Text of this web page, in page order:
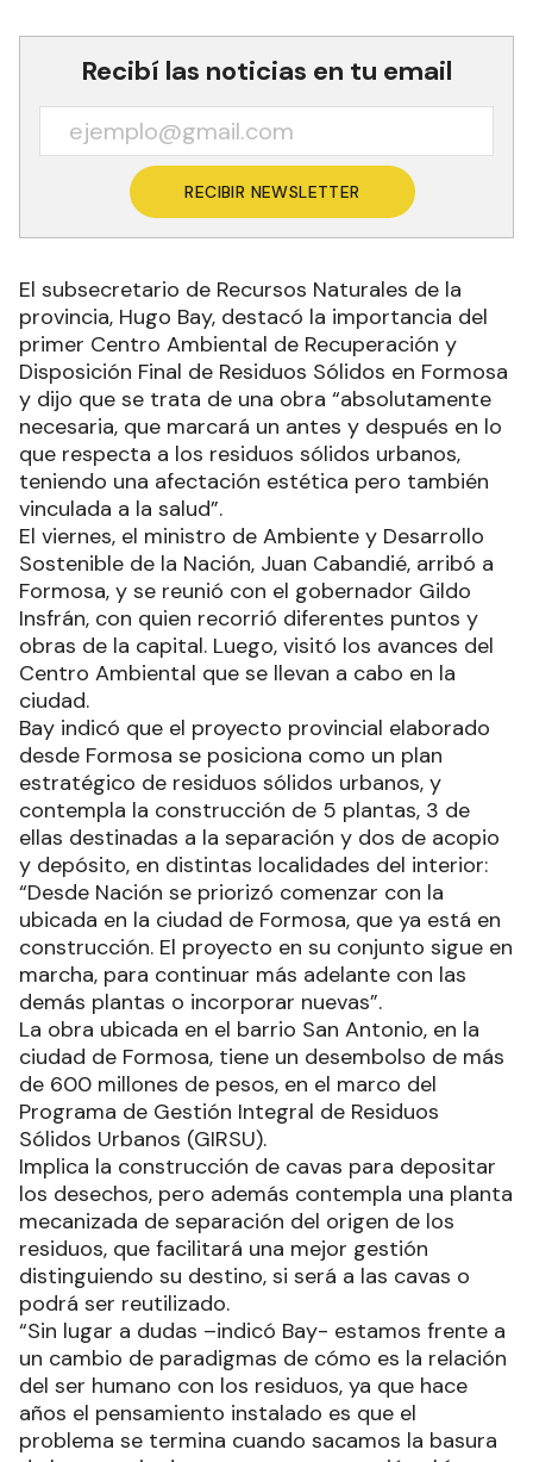
Recibí las noticias en tu email
RECIBIR NEWSLETTER
El subsecretario de Recursos Naturales de la
provincia, Hugo Bay, destacó la importancia del
primer Centro Ambiental de Recuperación y
Disposición Final de Residuos Sólidos en Formosa
y dijo que se trata de una obra “absolutamente
necesaria, que marcará un antes y después en lo
que respecta a los residuos sólidos urbanos,
teniendo una afectación estética pero también
vinculada a la salud”.
El viernes, el ministro de Ambiente y Desarrollo
Sostenible de la Nación, Juan Cabandié, arribó a
Formosa, y se reunió con el gobernador Gildo
Insfrán, con quien recorrió diferentes puntos y
obras de la capital. Luego, visitó los avances del
Centro Ambiental que se llevan a cabo en la
ciudad.
Bay indicó que el proyecto provincial elaborado
desde Formosa se posiciona como un plan
estratégico de residuos sólidos urbanos, y
contempla la construcción de 5 plantas, 3 de
ellas destinadas a la separación y dos de acopio
y depósito, en distintas localidades del interior:
“Desde Nación se priorizó comenzar con la
ubicada en la ciudad de Formosa, que ya está en
construcción. El proyecto en su conjunto sigue en
marcha, para continuar más adelante con las
demás plantas o incorporar nuevas”.
La obra ubicada en el barrio San Antonio, en la
ciudad de Formosa, tiene un desembolso de más
de 600 millones de pesos, en el marco del
Programa de Gestión Integral de Residuos
Sólidos Urbanos (GIRSU).
Implica la construcción de cavas para depositar
los desechos, pero además contempla una planta
mecanizada de separación del origen de los
residuos, que facilitará una mejor gestión
distinguiendo su destino, si será a las cavas o
podrá ser reutilizado.
“Sin lugar a dudas –indicó Bay- estamos frente a
un cambio de paradigmas de cómo es la relación
del ser humano con los residuos, ya que hace
años el pensamiento instalado es que el
problema se termina cuando sacamos la basura